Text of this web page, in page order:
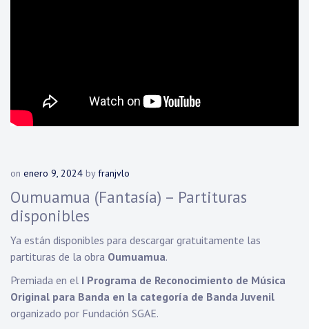
on enero 9, 2024 byfranjvlo
Oumuamua (Fantasía) – Partituras
disponibles
Ya están disponibles para descargar gratuitamente las
partituras de la obra Oumuamua.
Premiada en el I Programa de Reconocimiento de Música
Original para Banda en la categoría de Banda Juvenil
organizado por Fundación SGAE.